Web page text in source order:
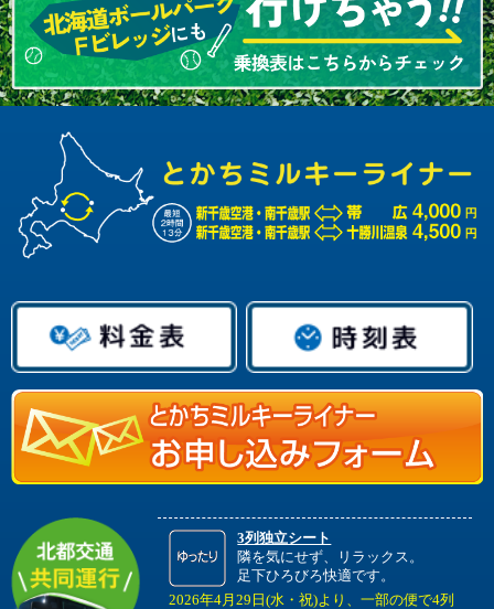
3列独立シート
隣を気にせず、リラックス。
足下ひろびろ快適です。
2026年4月29日(水・祝)より、一部の便で4列